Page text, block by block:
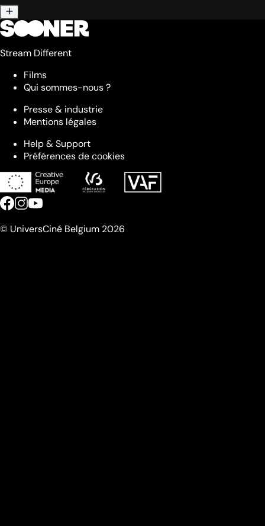
Stream Different
Films
Qui sommes-nous ?
Presse & industrie
Mentions légales
Help & Support
Préférences de cookies
© UniversCiné Belgium 2026